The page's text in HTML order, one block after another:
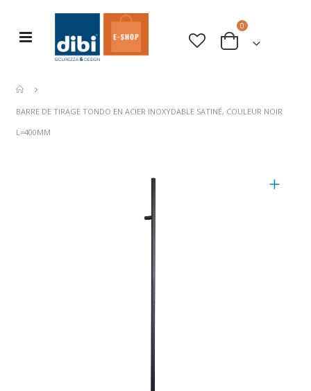
Basculer
navigation
Cart
0 articles
BARRE DE TIRAGE TONDO EN ACIER INOXYDABLE SATINÉ, COULEUR NOIR
L=400MM